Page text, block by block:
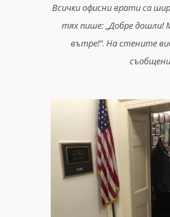
Всички офисни врати са
тях пише: „Добре дошли!
вътре!“. На стените